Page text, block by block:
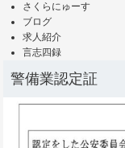
さくらにゅーす
ブログ
求人紹介
言志四録
警備業認定証